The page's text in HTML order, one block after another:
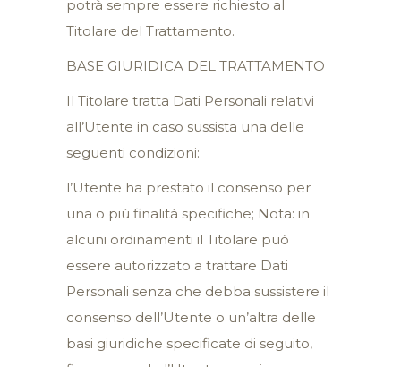
potrà sempre essere richiesto al
Titolare del Trattamento.
BASE GIURIDICA DEL TRATTAMENTO
Il Titolare tratta Dati Personali relativi
all’Utente in caso sussista una delle
seguenti condizioni:
l’Utente ha prestato il consenso per
una o più finalità specifiche; Nota: in
alcuni ordinamenti il Titolare può
essere autorizzato a trattare Dati
Personali senza che debba sussistere il
consenso dell’Utente o un’altra delle
basi giuridiche specificate di seguito,